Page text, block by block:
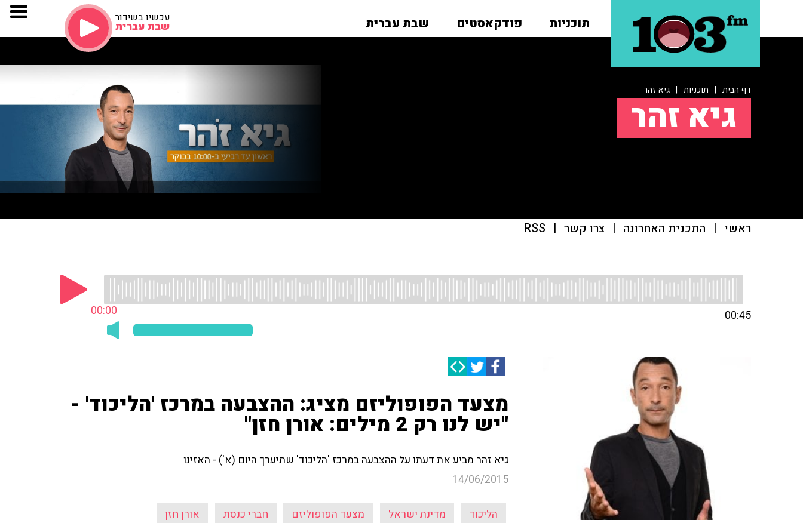
תוכניות פודקאסטים שבת עברית עכשיו בשידור
שבת עברית
דף הבית | תוכניות | גיא זהר
גיא זהר
ראשי | התכנית האחרונה | צרו קשר |
RSS
00:00 00:45
מצעד הפופוליזם מציג: ההצבעה במרכז 'הליכוד' -
"יש לנו רק 2 מילים: אורן חזן"
גיא זהר מביע את דעתו על ההצבעה במרכז 'הליכוד' שתיערך היום (א') - האזינו
14/06/2015
הליכוד מדינת ישראל מצעד הפופוליזם חברי כנסת אורן חזן